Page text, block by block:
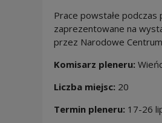
Prace powstałe podczas
zaprezentowane na
przez Narodowe
Komisarz pleneru:
Liczba miejsc: 20
Termin pleneru: 17-26